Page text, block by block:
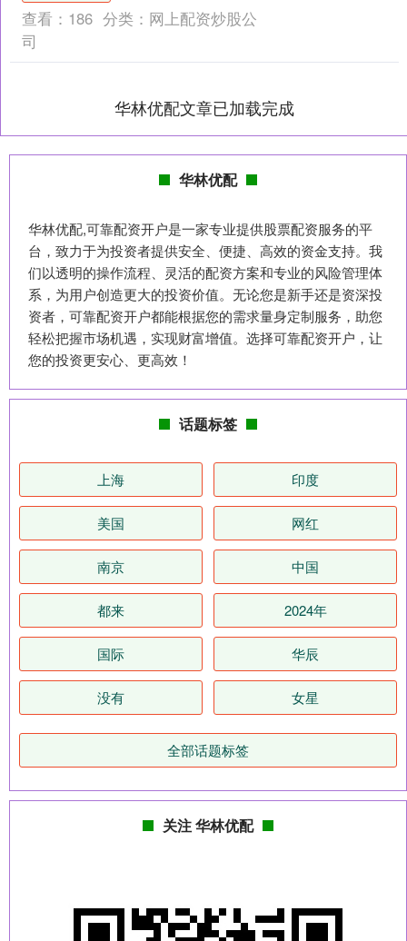
查看： 186 分类： 网上配资炒股公
司
华林优配文章已加载完成
华林优配
华林优配,可靠配资开户是一家专业提供股票配资服务的平
台，致力于为投资者提供安全、便捷、高效的资金支持。我
们以透明的操作流程、灵活的配资方案和专业的风险管理体
系，为用户创造更大的投资价值。无论您是新手还是资深投
资者，可靠配资开户都能根据您的需求量身定制服务，助您
轻松把握市场机遇，实现财富增值。选择可靠配资开户，让
您的投资更安心、更高效！
话题标签
上海 印度
美国 网红
南京 中国
都来 2024年
国际 华辰
没有 女星
全部话题标签
关注 华林优配